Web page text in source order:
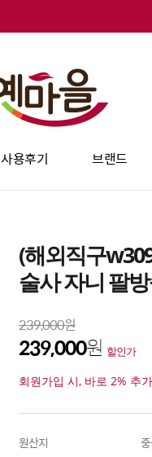
사용후기 브랜드
(해외직구
술사 자니 팔
239,000원
239,000원 할인가
회원가입 시, 바로 2% 추
원산지